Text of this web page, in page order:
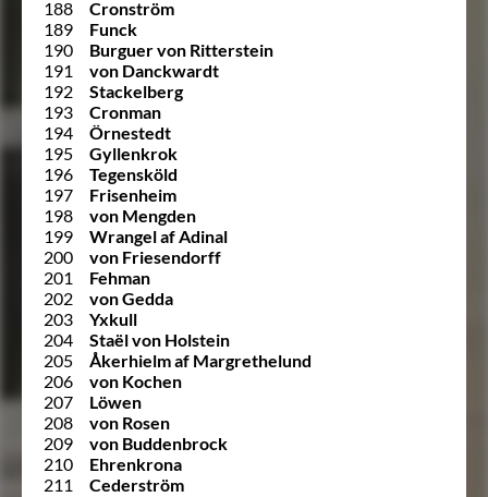
188
Cronström
189
Funck
190
Burguer von Ritterstein
191
von Danckwardt
192
Stackelberg
193
Cronman
194
Örnestedt
195
Gyllenkrok
196
Tegensköld
197
Frisenheim
198
von Mengden
199
Wrangel af Adinal
200
von Friesendorff
201
Fehman
202
von Gedda
203
Yxkull
204
Staël von Holstein
205
Åkerhielm af Margrethelund
206
von Kochen
207
Löwen
208
von Rosen
209
von Buddenbrock
210
Ehrenkrona
211
Cederström